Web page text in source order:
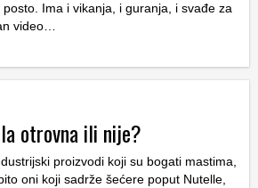
Ima i vikanja, i guranja, i svađe za
video…
otrovna ili nije?
proizvodi koji su bogati mastima,
oni koji sadrže šećere poput Nutelle,